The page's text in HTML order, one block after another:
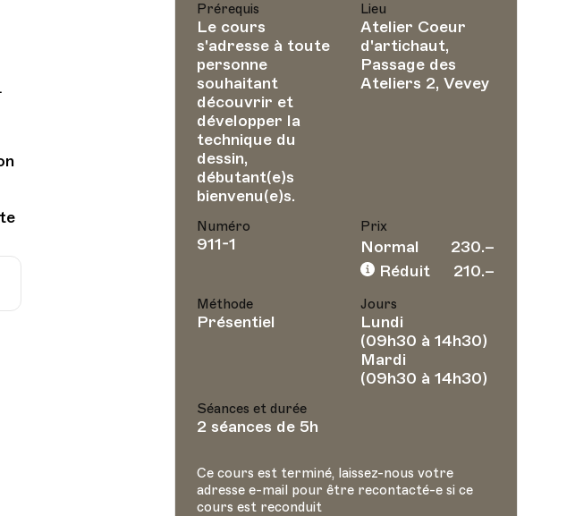
Prérequis
Le cours
s'adresse à toute
personne
souhaitant
découvrir et
développer la
technique du
dessin,
débutant(e)s
bienvenu(e)s.
Lieu
Atelier Coeur
d'artichaut,
Passage des
Ateliers 2, Vevey
Numéro
911-1
Prix
Normal
230.–
Réduit
210.–
Méthode
Présentiel
Jours
Lundi
(09h30 à 14h30)
Mardi
(09h30 à 14h30)
Séances et durée
2 séances de 5h
Ce cours est terminé, laissez-nous votre
adresse e-mail pour être recontacté-e si ce
cours est reconduit